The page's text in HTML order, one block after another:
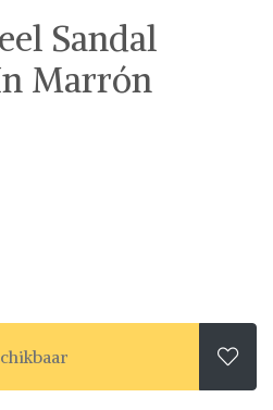
Sandal
Marrón
